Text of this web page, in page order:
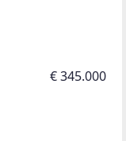
€ 345.000